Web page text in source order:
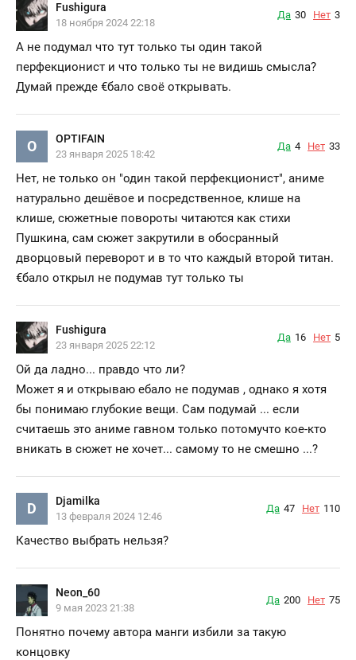
Fushigura
18 ноября 2024 22:18
Да 30 Нет 3
А не подумал что тут только ты один такой
перфекционист и что только ты не видишь смысла?
Думай прежде €бало своё открывать.
O OPTIFAIN
23 января 2025 18:42
Да 4 Нет 33
Нет, не только он "один такой перфекционист", аниме
натурально дешёвое и посредственное, клише на
клише, сюжетные повороты читаются как стихи
Пушкина, сам сюжет закрутили в обосранный
дворцовый переворот и в то что каждый второй титан.
€бало открыл не подумав тут только ты
Fushigura
23 января 2025 22:12
Да 16 Нет 5
Ой да ладно... правдо что ли?
Может я и открываю ебало не подумав , однако я хотя
бы понимаю глубокие вещи. Сам подумай ... если
считаешь это аниме гавном только потомучто кое-кто
вникать в сюжет не хочет... самому то не смешно ...?
D Djamilka
13 февраля 2024 12:46
Да 47 Нет 110
Качество выбрать нельзя?
Neon_60
9 мая 2023 21:38
Да 200 Нет 75
Понятно почему автора манги избили за такую
концовку